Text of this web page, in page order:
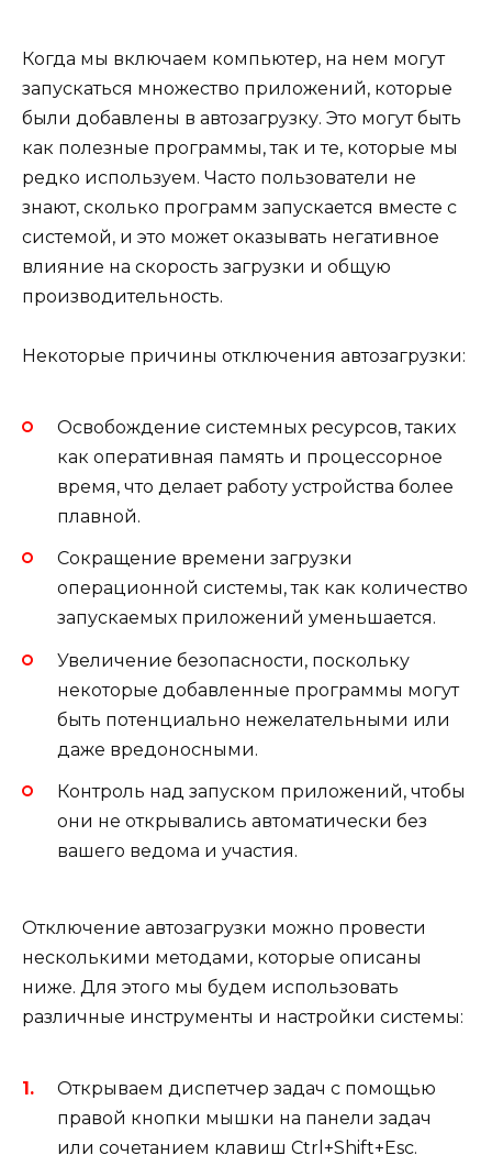
Когда мы включаем компьютер, на нем могут
запускаться множество приложений, которые
были добавлены в автозагрузку. Это могут быть
как полезные программы, так и те, которые мы
редко используем. Часто пользователи не
знают, сколько программ запускается вместе с
системой, и это может оказывать негативное
влияние на скорость загрузки и общую
производительность.
Некоторые причины отключения автозагрузки:
Освобождение системных ресурсов, таких
как оперативная память и процессорное
время, что делает работу устройства более
плавной.
Сокращение времени загрузки
операционной системы, так как количество
запускаемых приложений уменьшается.
Увеличение безопасности, поскольку
некоторые добавленные программы могут
быть потенциально нежелательными или
даже вредоносными.
Контроль над запуском приложений, чтобы
они не открывались автоматически без
вашего ведома и участия.
Отключение автозагрузки можно провести
несколькими методами, которые описаны
ниже. Для этого мы будем использовать
различные инструменты и настройки системы:
Открываем диспетчер задач с помощью
правой кнопки мышки на панели задач
или сочетанием клавиш Ctrl+Shift+Esc.